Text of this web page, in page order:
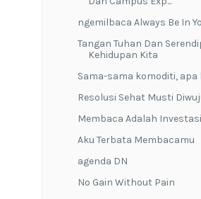
ngemilbaca Always Be In
Tangan Tuhan Dan
Kehidupan Kita
Sama-sama komoditi, apa
Resolusi Sehat Musti
Membaca Adalah Investasi
Aku Terbata Membacamu
agenda DN
No Gain Without Pain